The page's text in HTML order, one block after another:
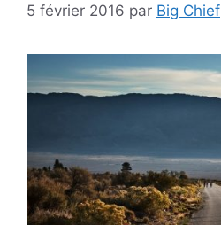
5 février 2016 par Big Chief